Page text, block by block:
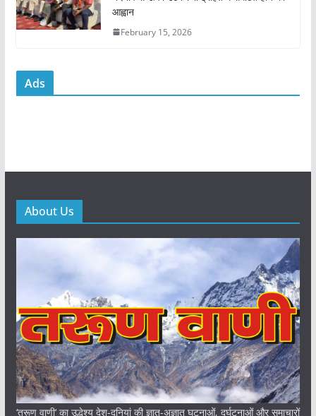
आह्वान
February 15, 2026
Ads
About Us
‘तरूण वाणी‘ का उद्धेश्य देश-दुनियां की ज्ञात-अज्ञात घटनाओं, दुर्घटनाओं और समाचारों